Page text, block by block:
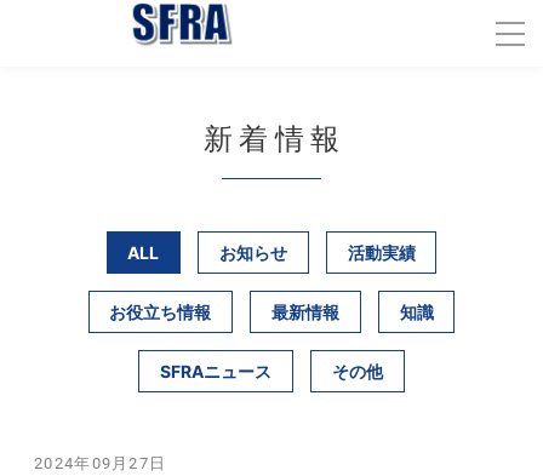
新着情報
ALL お知らせ 活動実績
お役立ち情報 最新情報 知識
SFRAニュース その他
2024年09月27日